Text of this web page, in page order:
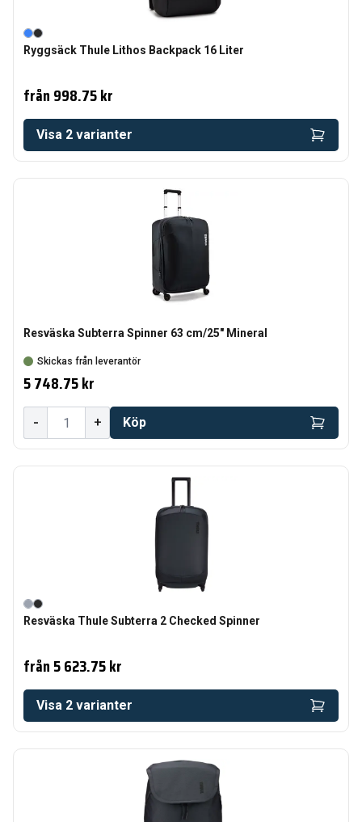
Ryggsäck Thule Lithos Backpack 16 Liter
från998.75 kr
Visa 2 varianter
Resväska Subterra Spinner 63 cm/25" Mineral
Skickas från leverantör
5 748.75 kr
- + Köp
Resväska Thule Subterra 2 Checked Spinner
från5 623.75 kr
Visa 2 varianter